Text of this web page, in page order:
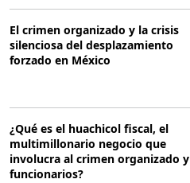
El crimen organizado y la crisis
silenciosa del desplazamiento
forzado en México
¿Qué es el huachicol fiscal, el
multimillonario negocio que
involucra al crimen organizado y
funcionarios?